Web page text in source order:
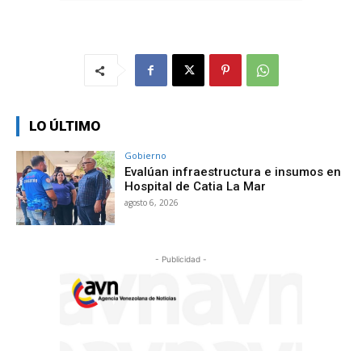
LO ÚLTIMO
Gobierno
Evalúan infraestructura e insumos en
Hospital de Catia La Mar
agosto 6, 2026
- Publicidad -